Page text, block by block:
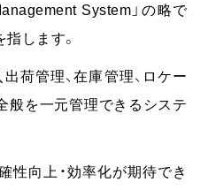
System」の略で
します。
荷管理、在庫管理、ロケー
般を一元管理できるシステ
性向上・効率化が期待でき